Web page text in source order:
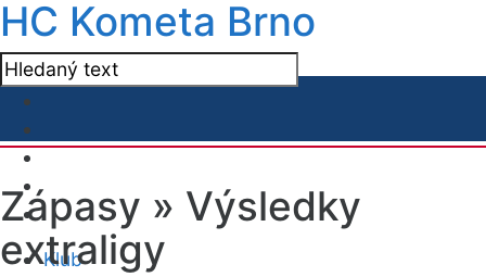
HC Kometa Brno
Klub
Zápasy » Výsledky
extraligy